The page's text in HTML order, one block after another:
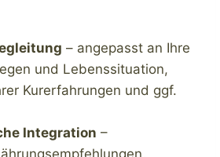
– angepasst an Ihre
und Lebenssituation,
Kurerfahrungen und ggf.
Integration –